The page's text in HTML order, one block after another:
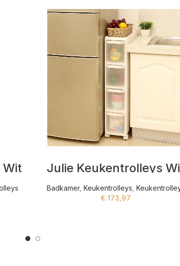
Wit Julie Keukentrolleys
Badkamer, Keukentrolleys
€ 173,97